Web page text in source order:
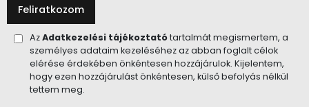
Feliratkozom
AzAdatkezelési tájékoztatótartalmát megismertem, a
személyes adataim kezeléséhez az abban foglalt célok
elérése érdekében önkéntesen hozzájárulok. Kijelentem,
hogy ezen hozzájárulást önkéntesen, külső befolyás nélkül
tettem meg.